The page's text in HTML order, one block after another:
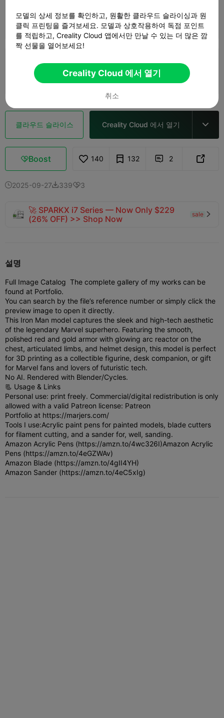
 51m 20s  1 플레이트  6.01g
0.2mm layer, 2 walls, 15% infill
 33m 34s  1 플레이트 3.92g
클라우드 슬라이스 Creality Cloud 에서 열기 
Boost 140 132  2 
2025-09-273393
🚀 SPARKX i7 Series — Now Only $229
(26% OFF) >> Shop Now
sale 
설명
Full Image Catalog The complete gallery of my works can be
found at Portfolio.
You can search by the file’s reference number or simply click the
preview image to open it directly.
This Iron Man model captures the sleek and high-tech aesthetic
of the legendary Marvel superhero. Featuring the smooth,
polished red and gold armor with glowing arc reactor on the
chest, articulated limbs, and helmet design, this model is perfect
for 3D printing as a collectible figurine, desk companion, or gift
for Marvel fans and lovers of futuristic tech.
No AI. Rendered with Blender/Cycles.
📃 Usage & Links
Personal use: print freely. Commercial/digital redistribution is only
allowed with a valid Patreon license: Patreon
Portfolio at https://marjers.com/
Tools I use:Acrylic paint pens for painted models, blade cutters
for filament cutting, and a sander for, well, sanding.
Amazon Acrylic Pens (https://amzn.to/4wc326I)Amazon Acrylic
Pens (https://amzn.to/4eGZWAv)
Amazon Blade (https://amzn.to/4gII4YH)
Amazon Sander (https://amzn.to/4eC5xIg)
모델의 상세 정보를 확인하고, 원활한 클라우드 슬라이싱과 원
클릭 프린팅을 즐겨보세요. 모델과 상호작용하여 독점 포인트
를 적립하고, Creality Cloud 앱에서만 만날 수 있는 더 많은 깜
짝 선물을 열어보세요!
Creality Cloud 에서 열기
취소